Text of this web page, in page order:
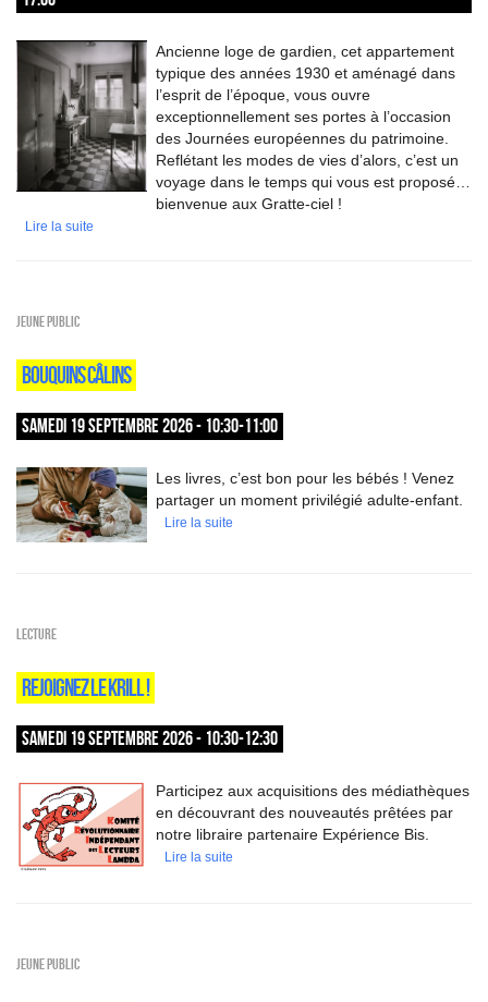
Ancienne loge de gardien, cet appartement
typique des années 1930 et aménagé dans
l’esprit de l’époque, vous ouvre
exceptionnellement ses portes à l’occasion
des Journées européennes du patrimoine.
Reflétant les modes de vies d’alors, c’est un
voyage dans le temps qui vous est proposé…
bienvenue aux Gratte-ciel !
Lire la suite
Jeune public
BOUQUINS CÂLINS
SAMEDI 19 SEPTEMBRE 2026 - 10:30-11:00
Les livres, c’est bon pour les bébés ! Venez
partager un moment privilégié adulte-enfant.
Lire la suite
Lecture
REJOIGNEZ LE KRILL !
SAMEDI 19 SEPTEMBRE 2026 - 10:30-12:30
Participez aux acquisitions des médiathèques
en découvrant des nouveautés prêtées par
notre libraire partenaire Expérience Bis.
Lire la suite
Jeune public